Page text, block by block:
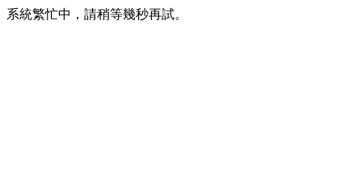
系統繁忙中，請稍等幾秒再試。